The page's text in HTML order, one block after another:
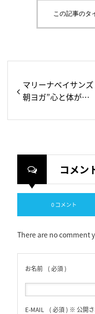
この記事のタ
マリーナベイサンズ
朝ヨガ”心と体がつ
コメン
0 コメント
There are no comment
お名前 ( 必須 )
E-MAIL ( 必須 ) ※ 公開